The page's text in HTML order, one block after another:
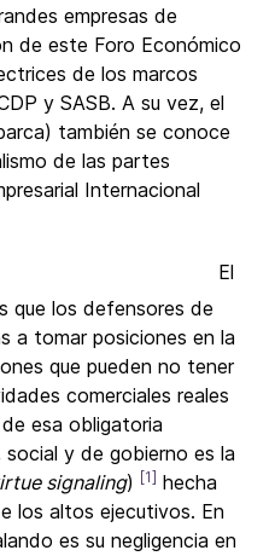
empresas de
de este Foro Económico
de los marcos
y SASB. A su vez, el
también se conoce
de las partes
Internacional
El
los defensores de
a tomar posiciones en la
que pueden no tener
comerciales reales
esa obligatoria
y de gobierno es la
signaling) [1] hecha
los altos ejecutivos. En
es su negligencia en